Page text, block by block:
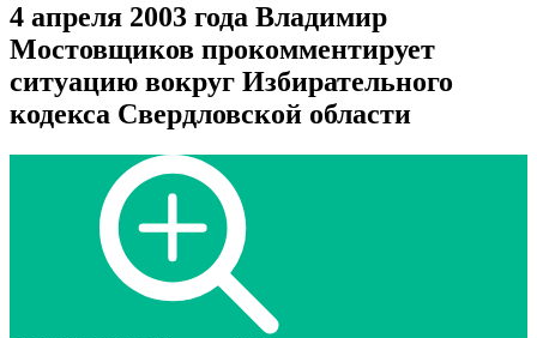
4 апреля 2003 года Владимир
Мостовщиков прокомментирует
ситуацию вокруг Избирательного
кодекса Свердловской области